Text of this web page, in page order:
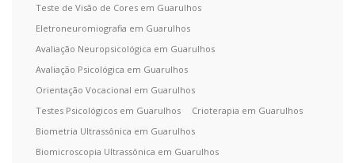
Teste de Visão de Cores em Guarulhos
Eletroneuromiografia em Guarulhos
Avaliação Neuropsicológica em Guarulhos
Avaliação Psicológica em Guarulhos
Orientação Vocacional em Guarulhos
Testes Psicológicos em Guarulhos
Crioterapia em Guarulhos
Biometria Ultrassônica em Guarulhos
Biomicroscopia Ultrassônica em Guarulhos